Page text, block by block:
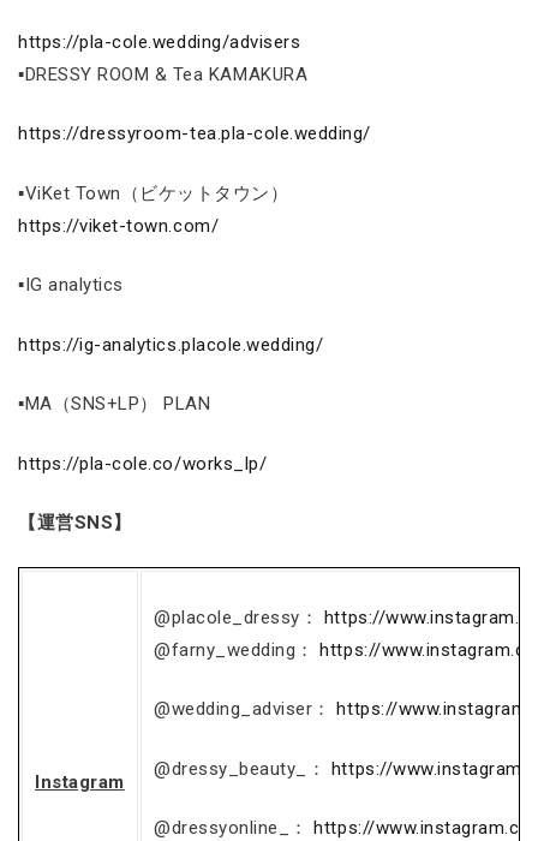
https://pla-cole.wedding/advisers
▪DRESSY ROOM & Tea KAMAKURA
https://dressyroom-tea.pla-cole.wedding/
▪ViKet Town（ビケットタウン）
https://viket-town.com/
▪IG analytics
https://ig-analytics.placole.wedding/
▪MA（SNS+LP） PLAN
https://pla-cole.co/works_lp/
【運営SNS】
Instagram
@placole_dressy： https://
@farny_wedding：https://
@wedding_adviser：https://
@dressy_beauty_： https://
@dressyonline_：https://